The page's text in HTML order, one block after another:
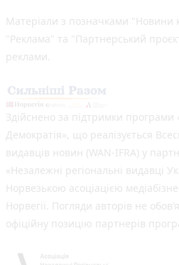
Матеріали з позначками "Новини
"Реклама" та "Партнерський
реклами.
Здійснено за підтримки
Демократія», що реалізується
видавців новин (WAN-IFRA) у
«Незалежні регіональні видавці
Норвезькою асоціацією
Норвегії. Погляди авторів не
офіційну позицію партнерів